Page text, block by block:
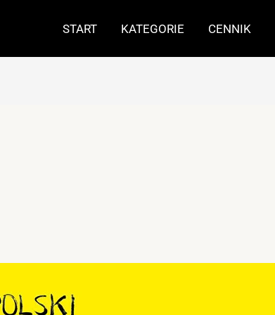
START KATEGORIE CENNIK